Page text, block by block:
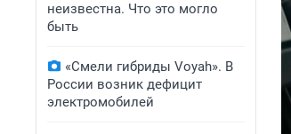
неизвестна. Что это могло
быть
«Смели гибриды Voyah». В
России возник дефицит
электромобилей